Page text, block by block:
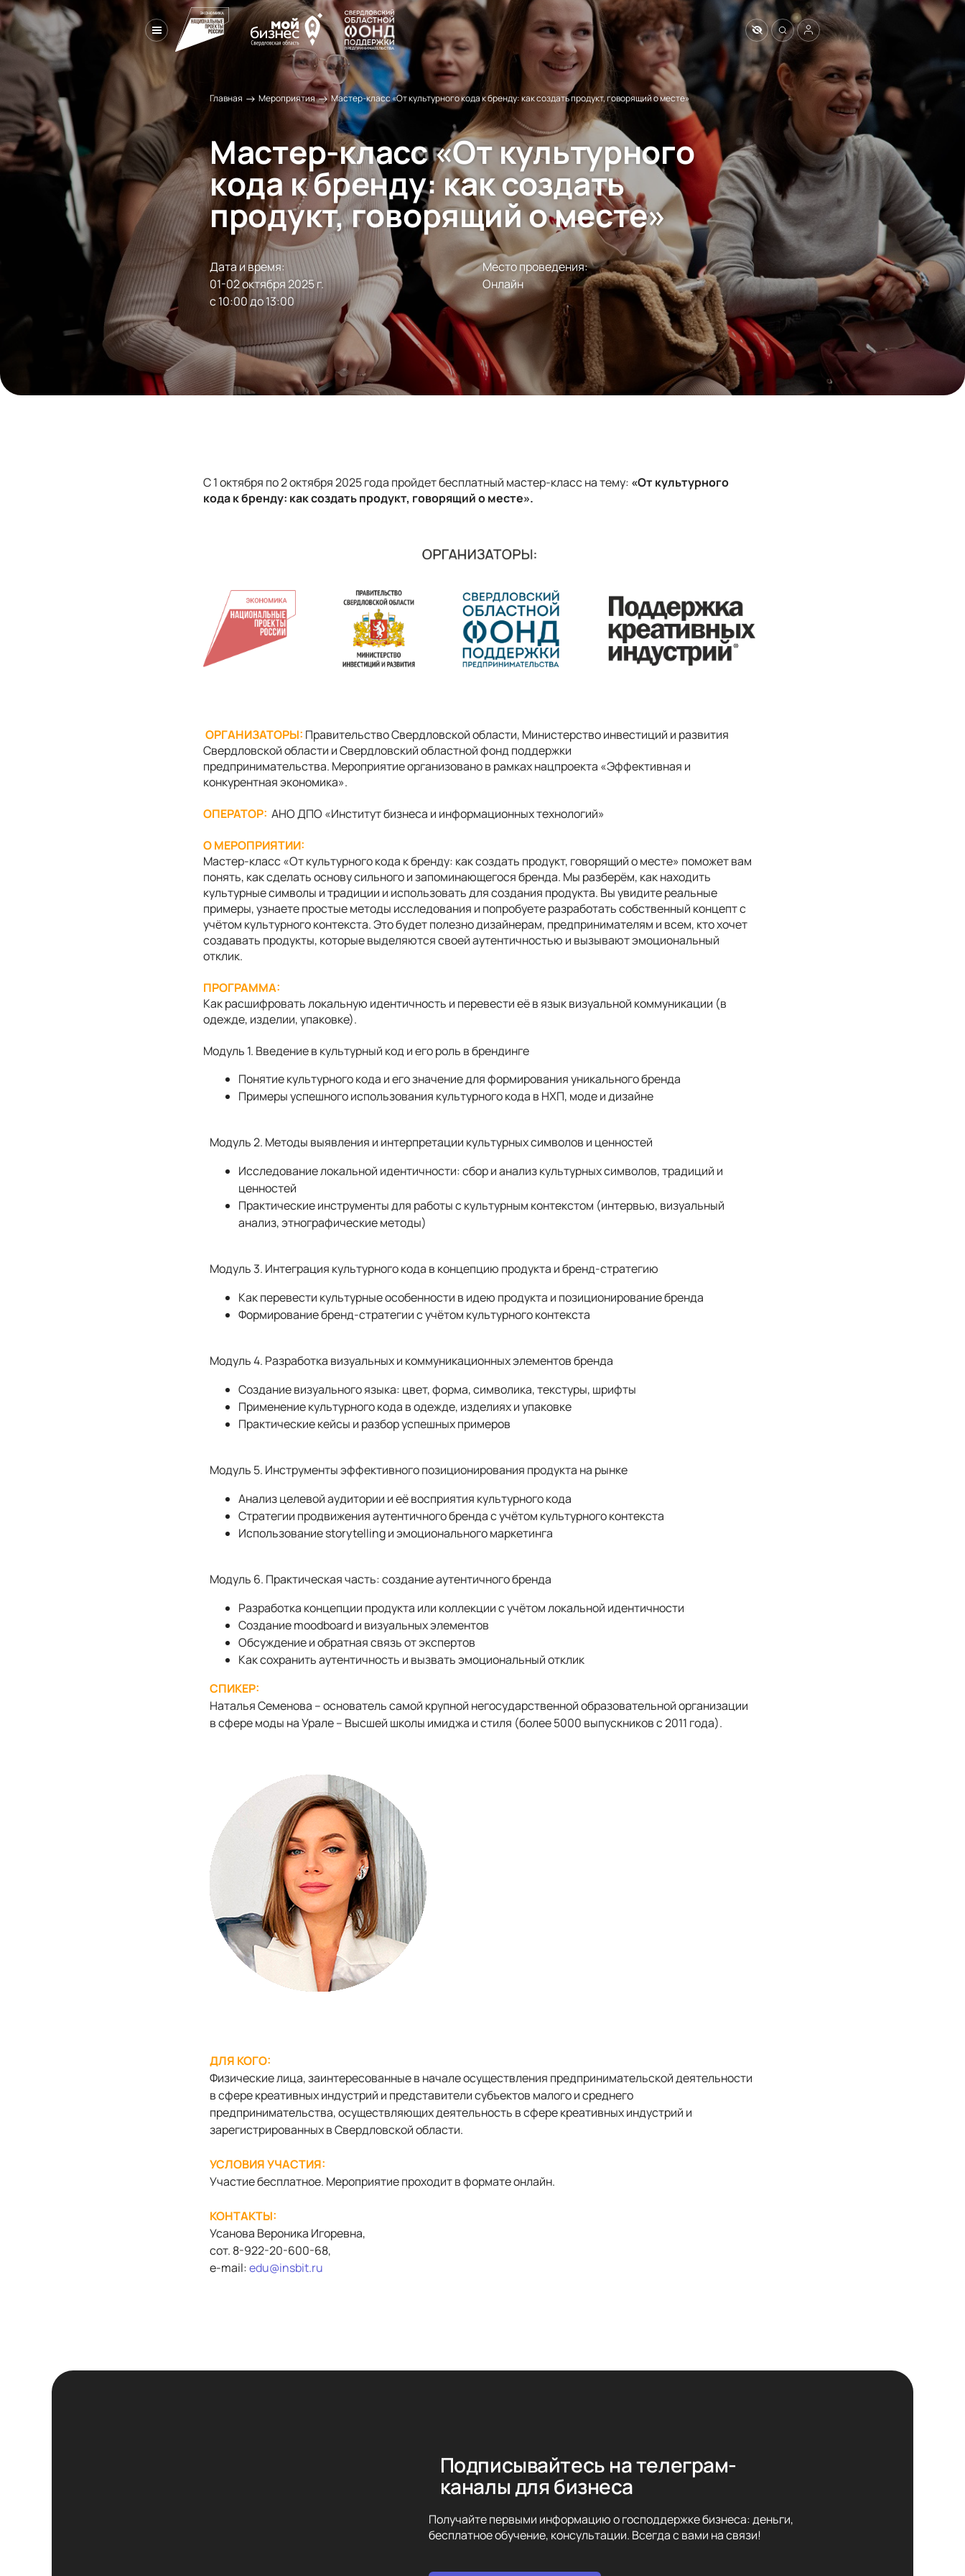
Главная → Мероприятия→Мастер-класс «От культурного кода к бренду: как создать продукт, говорящий о месте»
Мастер-класс «От культурного
кода к бренду: как создать
продукт, говорящий о месте»
Дата и время:
01-02 октября 2025 г.
с 10:00 до 13:00
Место проведения:
Онлайн
С1 октября по 2 октября 2025 года пройдет бесплатный мастер-класс на тему: «От культурного
кода к бренду: как создать продукт, говорящий о месте».
ОРГАНИЗАТОРЫ: Правительство Свердловской области, Министерство инвестиций и развития
Свердловской области и Свердловский областной фонд поддержки
предпринимательства. Мероприятие организовано в рамках нацпроекта «Эффективная и
конкурентная экономика».
ОПЕРАТОР: АНО ДПО «Институт бизнеса и информационных технологий»
О МЕРОПРИЯТИИ:
Мастер-класс «От культурного кода к бренду: как создать продукт, говорящий о месте» поможет вам
понять, как сделать основу сильного и запоминающегося бренда. Мы разберём, как находить
культурные символы и традиции и использовать для создания продукта. Вы увидите реальные
примеры, узнаете простые методы исследования и попробуете разработать собственный концепт с
учётом культурного контекста. Это будет полезно дизайнерам, предпринимателям и всем, кто хочет
создавать продукты, которые выделяются своей аутентичностью и вызывают эмоциональный
отклик.
ПРОГРАММА:
Как расшифровать локальную идентичность и перевести её в язык визуальной коммуникации (в
одежде, изделии, упаковке).
Модуль 1. Введение в культурный код и его роль в брендинге
Понятие культурного кода и его значение для формирования уникального бренда
Примеры успешного использования культурного кода в НХП, моде и дизайне
Модуль 2. Методы выявления и интерпретации культурных символов и ценностей
Исследование локальной идентичности: сбор и анализ культурных символов, традиций и
ценностей
Практические инструменты для работы с культурным контекстом (интервью, визуальный
анализ, этнографические методы)
Модуль 3. Интеграция культурного кода в концепцию продукта и бренд-стратегию
Как перевести культурные особенности в идею продукта и позиционирование бренда
Формирование бренд-стратегии с учётом культурного контекста
Модуль 4. Разработка визуальных и коммуникационных элементов бренда
Создание визуального языка: цвет, форма, символика, текстуры, шрифты
Применение культурного кода в одежде, изделиях и упаковке
Практические кейсы и разбор успешных примеров
Модуль 5. Инструменты эффективного позиционирования продукта на рынке
Анализ целевой аудитории и её восприятия культурного кода
Стратегии продвижения аутентичного бренда с учётом культурного контекста
Использование storytelling и эмоционального маркетинга
Модуль 6. Практическая часть: создание аутентичного бренда
Разработка концепции продукта или коллекции с учётом локальной идентичности
Создание moodboard и визуальных элементов
Обсуждение и обратная связь от экспертов
Как сохранить аутентичность и вызвать эмоциональный отклик
СПИКЕР:
Наталья Семенова – основатель самой крупной негосударственной образовательной организации
в сфере моды на Урале – Высшей школы имиджа и стиля (более 5000 выпускников с 2011 года).
ДЛЯ КОГО:
Физические лица, заинтересованные в начале осуществления предпринимательской деятельности
в сфере креативных индустрий и представители субъектов малого и среднего
предпринимательства, осуществляющих деятельность в сфере креативных индустрий и
зарегистрированных в Свердловской области.
УСЛОВИЯ УЧАСТИЯ:
Участие бесплатное. Мероприятие проходит в формате онлайн.
КОНТАКТЫ:
Усанова Вероника Игоревна,
сот. 8-922-20-600-68,
e-mail:edu@insbit.ru
Подписывайтесь на телеграм-
каналы для бизнеса
Получайте первыми информацию о господдержке бизнеса: деньги,
бесплатное обучение, консультации. Всегда с вами на связи!